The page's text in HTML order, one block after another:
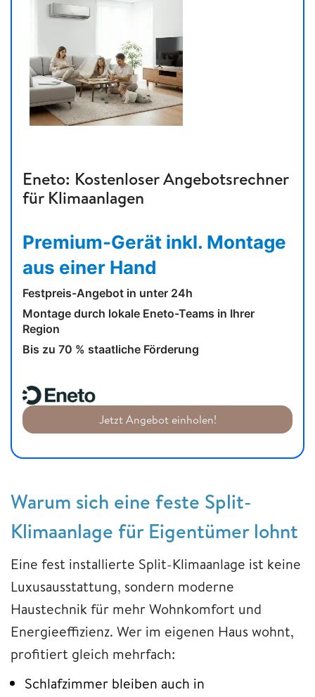
Eneto: Kostenloser Angebotsrechner
für Klimaanlagen
Premium-Gerät inkl. Montage
aus einer Hand
Festpreis-Angebot in unter 24h
Montage durch lokale Eneto-Teams in Ihrer
Region
Bis zu 70 % staatliche Förderung
Jetzt Angebot einholen!
Warum sich eine feste Split-
Klimaanlage für Eigentümer lohnt
Eine fest installierte Split-Klimaanlage ist keine
Luxusausstattung, sondern moderne
Haustechnik für mehr Wohnkomfort und
Energieeffizienz. Wer im eigenen Haus wohnt,
profitiert gleich mehrfach:
Schlafzimmer bleiben auch in